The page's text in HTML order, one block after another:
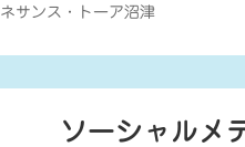
ネサンス・トーア沼津
ソーシャルメ